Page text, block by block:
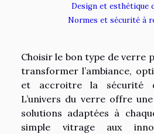
Design et esthétique
Normes et sécurité à
Choisir le bon type de verre
transformer l’ambiance,
et accroitre la sécurité
L’univers du verre offre
solutions adaptées à
simple vitrage aux